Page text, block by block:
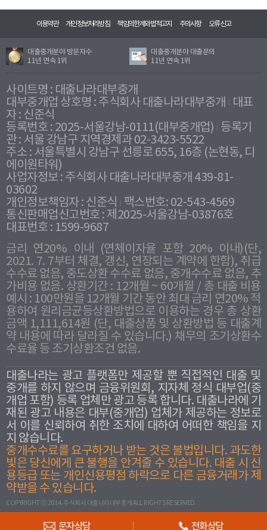
문자상담 전화상담
이용약관 개인정보처리방침 책임의한계와법적고지 주의사항 오류신고
대출중개분야 방문자수
11년 연속 1위
대출중개분야 대출문의
11년 연속 1위
사이트명 : 대출나라대부중개
대부중개업 상호명 : 주식회사 대출나라대부중개
대표
자 : 신준식
등록번호 : 2025-서울강남-0111(대부중개업) 등록기
관 : 서울 강남구 지역경제과 02-3423-5522
주소 : 서울특별시 강남구 선릉로 655, 16층 (논현동, 디
에이원타워)
사업자정보 : 주식회사 대출나라대부중개 439-81-
03602
개인정보책임자 : 신준식
팩스번호: 02-543-4569
통신판매업신고번호 : 제2025-서울강남-03876호
대표번호 : 1599-9687
금리 연20% 이내 (연체이자율 포함 20% 이내)(단,
2021. 7. 7부터 체결, 갱신, 연장되는 계약에 한함), 취급
수수료 없음, 중도상환 수수료 없음, 중개수수료 없음, 추
가비용 없음. 상환기간 : 12개월 ~ 60개월 / 총 대출 비용
예시 : 100만원을 12개월 기간 동안 최대 금리 연20% 적
용하여 원리금균등상환방법으로 이용하는 경우 총 상환
금액 1,111,614원 (단, 대출상품 및 상환방법 등 대출계
약 내용에 따라 달라질 수 있습니다.) 채무의 조기상환수
수료율 등 조기상환조건 없음.
대출나라는 광고 플랫폼만 제공할 뿐 직접적인 대출 및
중개를 하지 않으며 금융위원회, 지자체 정식 대부업(중
개업 포함) 등록 업체만 광고 등록 합니다. 대출나라에 기
재된 광고 내용은 대부(중개업) 업체가 제공하는 정보로
서 이를 신뢰하여 취한 조치에 대하여 어떠한 책임을 지
지 않습니다.
중개수수료를 요구하거나 받는 것은 불법입니다. 과도한
빛은 당신에게 큰 불행을 안겨줄 수 있습니다. 대출 시 신
용등급 또는 개인신용평점 하락으로 다른 금융거래가 제
약받을 수 있습니다.
COPYRIGHT ⓒ 2014. 주식회사 대출나라대부중개 ALL RIGHTS RESERVED.